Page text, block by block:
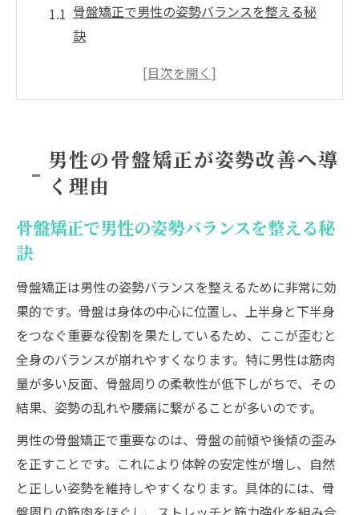
骨盤矯正で男性の姿勢バランスを整える秘
訣
男性に多い骨盤の歪みが招く問題点を解説
男性の骨盤矯正が健康維持に役立つポイン
ト
骨盤矯正で腰痛対策を始める男性に最適な方法
男性の腰痛に効果的な骨盤矯正ストレッチ
骨盤矯正を続けることで腰の負担を軽減す
るコツ
腰痛対策に骨盤矯正が男性へもたらす利点
日常で無理なくできる骨盤矯正の方法を紹
介
歪みが気になる男性へ骨盤矯正効果を解説
骨盤矯正が男性の歪み改善に与える影響と
は
男性の骨盤矯正が姿勢改善へ導
く理由
骨盤矯正で男性の姿勢バランスを整える秘
訣
骨盤矯正は男性の姿勢バランスを整えるために非常に効
果的です。骨盤は身体の中心に位置し、上半身と下半身
をつなぐ重要な役割を果たしているため、ここが歪むと
全身のバランスが崩れやすくなります。特に男性は筋肉
量が多い反面、骨盤周りの柔軟性が低下しがちで、その
結果、姿勢の乱れや腰痛に繋がることが多いのです。
男性の骨盤矯正で重要なのは、骨盤の前傾や後傾の歪み
を正すことです。これにより体幹の安定性が増し、自然
と正しい姿勢を維持しやすくなります。具体的には、骨